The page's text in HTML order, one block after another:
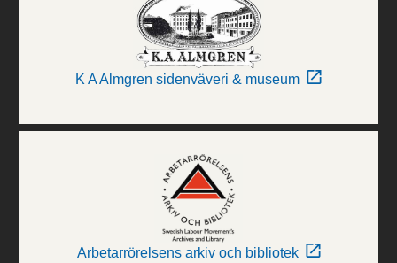
K A Almgren sidenväveri & museum
Arbetarrörelsens arkiv och bibliotek